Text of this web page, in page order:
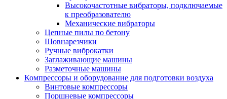
Высокочастотные вибраторы, подключаемые
к преобразователю
Механические вибраторы
Цепные пилы по бетону
Шовнарезчики
Ручные виброкатки
Заглаживающие машины
Разметочные машины
Компрессоры и оборудование для подготовки воздуха
Винтовые компрессоры
Поршневые компрессоры